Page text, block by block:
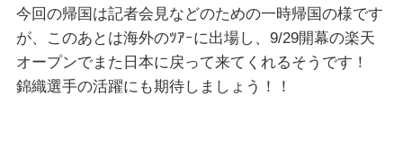
今回の帰国は記者会見などのための一時帰国の様です
が、このあとは海外のﾂｱｰに出場し、9/29開幕の楽天
オープンでまた日本に戻って来てくれるそうです！
錦織選手の活躍にも期待しましょう！！